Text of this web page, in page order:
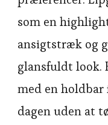
som en
ansigtstræk og
glansfuldt look.
med en holdbar
dagen uden at